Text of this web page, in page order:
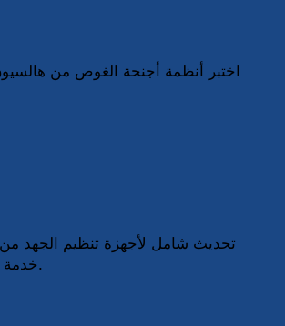
اختبر أنظمة أجنحة الغوص من
تحديث شامل لأجهزة تنظيم الجهد
خدمة نقدمها لعملائنا.